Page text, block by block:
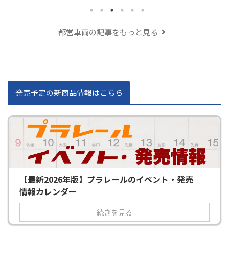
（9001号車）」が発売となります。
都営車両の記事をもっと見る
発売予定の新商品情報はこちら
【最新2026年版】プラレールのイベント・発売
情報カレンダー
続きを見る